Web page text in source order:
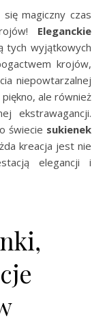
Eleganckie
tych wyjątkowych
krojów,
niepowtarzalnej
ale również
ekstrawagancji.
świecie sukienek
kreacja jest nie
elegancji i